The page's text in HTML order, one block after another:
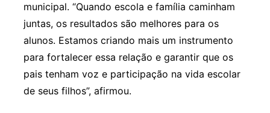
municipal. “Quando escola e família caminham
juntas, os resultados são melhores para os
alunos. Estamos criando mais um instrumento
para fortalecer essa relação e garantir que os
pais tenham voz e participação na vida escolar
de seus filhos”, afirmou.